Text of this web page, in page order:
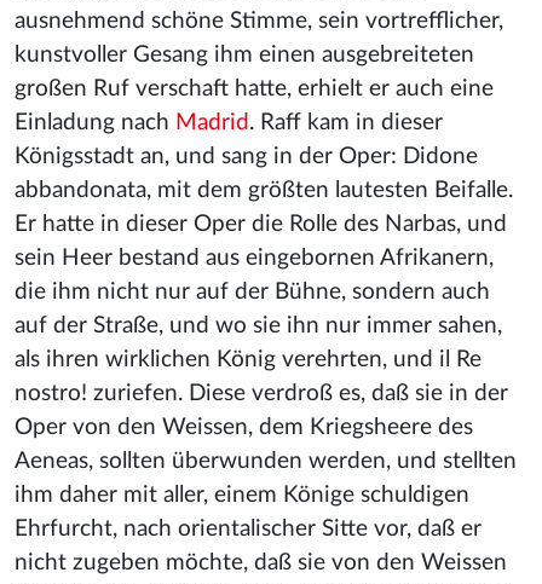
ausnehmend schöne Stimme, sein vortrefflicher,
kunstvoller Gesang ihm einen ausgebreiteten
großen Ruf verschaft hatte, erhielt er auch eine
Einladung nach Madrid . Raff kam in dieser
Königsstadt an, und sang in der Oper: Didone
abbandonata, mit dem größten lautesten Beifalle.
Er hatte in dieser Oper die Rolle des Narbas, und
sein Heer bestand aus eingebornen Afrikanern,
die ihm nicht nur auf der Bühne, sondern auch
auf der Straße, und wo sie ihn nur immer sahen,
als ihren wirklichen König verehrten, und il Re
nostro! zuriefen. Diese verdroß es, daß sie in der
Oper von den Weissen, dem Kriegsheere des
Aeneas, sollten überwunden werden, und stellten
ihm daher mit aller, einem Könige schuldigen
Ehrfurcht, nach orientalischer Sitte vor, daß er
nicht zugeben möchte, daß sie von den Weissen